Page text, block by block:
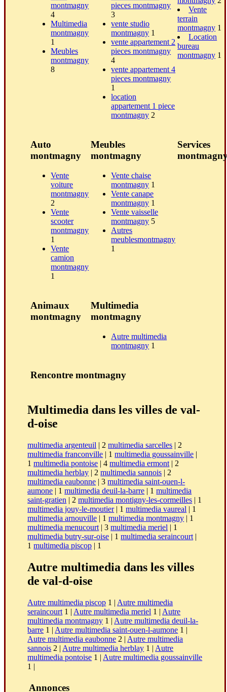
montmagny
4
Multimedia
montmagny
1
Meubles
montmagny
8
pieces montmagny
3
vente studio
montmagny 1
vente appartement 2
pieces montmagny
4
vente appartement 4
pieces montmagny
1
location
appartement 1 piece
montmagny 2
Vente
terrain
montmagny 1
Location
bureau
montmagny 1
Auto
montmagny
Vente
voiture
montmagny
2
Vente
scooter
montmagny
1
Vente
camion
montmagny
1
Meubles
montmagny
Vente chaise
montmagny 1
Vente canape
montmagny 1
Vente vaisselle
montmagny 5
Autres
meublesmontmagny
1
Services
Animaux
montmagny
Multimedia
montmagny
Autre multimedia
montmagny 1
Rencontre montmagny
Multimedia dans les villes de val-
d-oise
multimedia argenteuil | 2multimedia sarcelles | 2
multimedia franconville | 1multimedia goussainville |
1multimedia pontoise | 4multimedia ermont | 2
multimedia herblay | 2multimedia sannois | 2
multimedia eaubonne | 3multimedia saint-ouen-l-
aumone | 1multimedia deuil-la-barre | 1multimedia
saint-gratien | 2multimedia montigny-les-cormeilles | 1
multimedia jouy-le-moutier| 1multimedia vaureal | 1
multimedia arnouville | 1multimedia montmagny | 1
multimedia menucourt | 3multimedia meriel | 1
multimedia butry-sur-oise | 1multimedia seraincourt |
1multimedia piscop | 1
Autre multimedia dans les villes
de val-d-oise
Autre multimedia piscop 1 | Autre multimedia
seraincourt 1 | Autre multimedia meriel 1 | Autre
multimedia montmagny 1 | Autre multimedia deuil-la-
barre 1 | Autre multimedia saint-ouen-l-aumone 1 |
Autre multimedia eaubonne 2 | Autre multimedia
sannois 2 | Autre multimedia herblay 1 | Autre
multimedia pontoise 1 | Autre multimedia goussainville
1 |
Annonces